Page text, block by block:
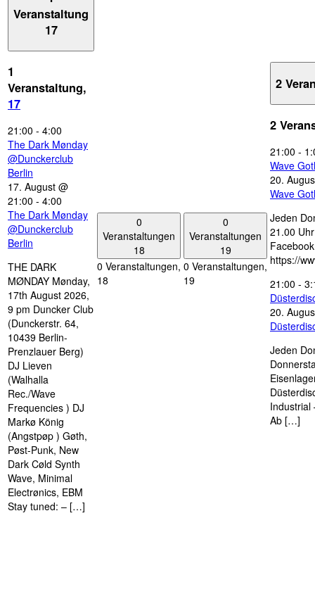
Veranstaltung
17
1
Veranstaltung,
17
21:00 - 4:00
The Dark Mønday
@Dunckerclub
Berlin
17. August @
21:00 - 4:00
The Dark Mønday
@Dunckerclub
Berlin
THE DARK
MØNDAY Mønday,
17th August 2026,
9 pm Duncker Club
(Dunckerstr. 64,
10439 Berlin-
Prenzlauer Berg)
DJ Lieven
(Walhalla
Rec./Wave
Frequencies ) DJ
Markø König
(Angstpøp ) Gøth,
Pøst-Punk, New
Dark Cøld Synth
Wave, Minimal
Electrønics, EBM
Stay tuned: – […]
0
Veranstaltungen
18
0 Veranstaltungen,
18
0
Veranstaltungen
19
0 Veranstaltungen,
19
2
2
21:00 -
Wave
20.
Wave
Jeden
21.00
https://
21:00 -
20.
Jeden
Industrial
Ab […]